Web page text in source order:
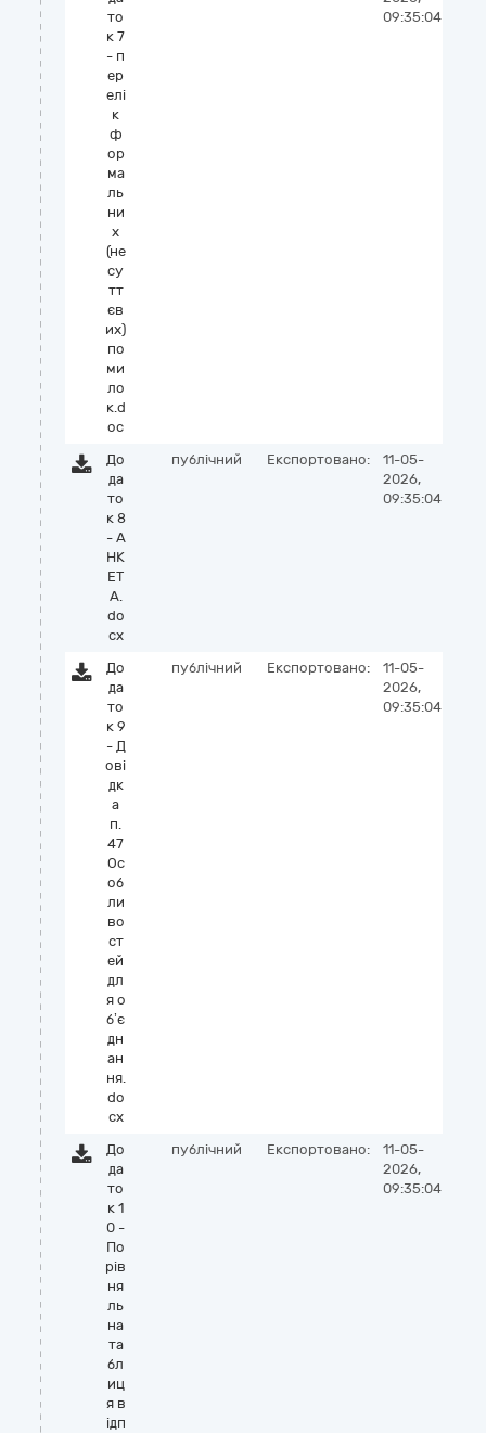
то
к 7
- п
ер
елі
к
ф
ор
ма
ль
ни
х
(не
су
тт
єв
их)
по
ми
ло
к.d
oc
09:35:04
До
да
то
к 8
- А
НК
ЕТ
А.
do
cx
публічний Експортовано:
11-05-
2026,
09:35:04
До
да
то
к 9
- Д
ові
дк
а
п.
47
Ос
об
ли
во
ст
ей
дл
я о
б’є
дн
ан
ня.
do
cx
публічний Експортовано:
11-05-
2026,
09:35:04
До
да
то
к 1
0 -
По
рів
ня
ль
на
та
бл
иц
я в
ідп
публічний Експортовано:
11-05-
2026,
09:35:04